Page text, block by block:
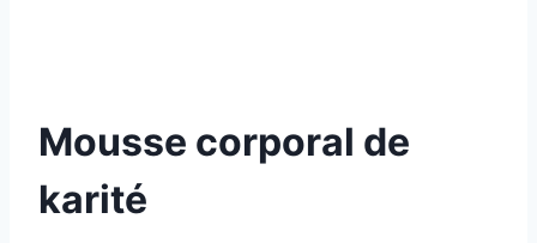
Mousse corporal de
karité